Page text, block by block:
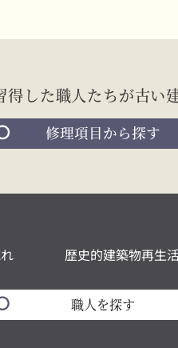
得した職人たちが古い
修理項目から探す
歴史的建築物再生
職人を探す